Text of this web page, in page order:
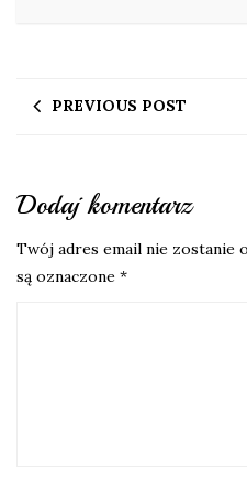
PREVIOUS POST
Dodaj komentarz
Twój adres email nie zostanie
są oznaczone *